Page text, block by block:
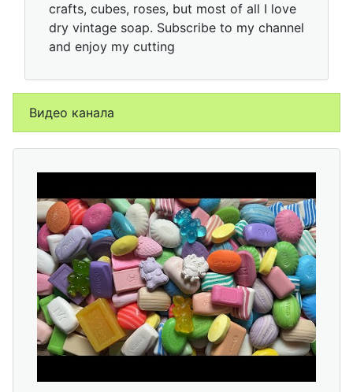
crafts, cubes, roses, but most of all I love
dry vintage soap. Subscribe to my channel
and enjoy my cutting
Видео канала